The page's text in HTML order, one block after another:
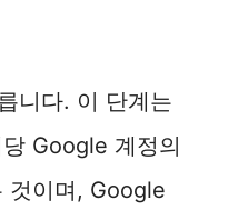
니다. 이 단계는
Google 계정의
것이며, Google